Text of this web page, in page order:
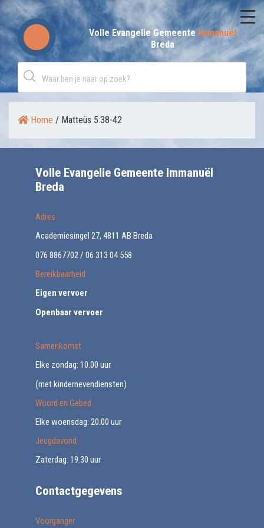
Skip
to
content
Volle Evangelie GemeenteImmanuël
Breda
Home / Matteüs 5:38-42
Volle Evangelie Gemeente Immanuël
Breda
Adres
Academiesingel 27, 4811 AB Breda
076 8867702 / 06 313 04 558
Bereikbaarheid
Eigen vervoer
Openbaar vervoer
Samenkomst
Elke zondag: 10.00 uur
(met kindernevendiensten)
Woord en Gebed
Elke woensdag: 20.00 uur
Jeugdavond
Zaterdag: 19.30 uur
Contactgegevens
Voorganger